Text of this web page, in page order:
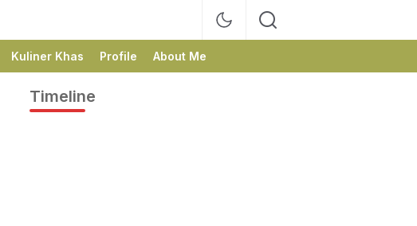
Kuliner Khas Profile About Me
Timeline